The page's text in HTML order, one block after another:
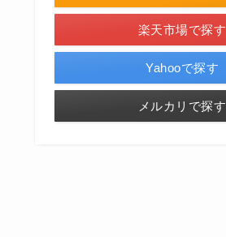
楽天市場で探す
Yahooで探す
メルカリで探す